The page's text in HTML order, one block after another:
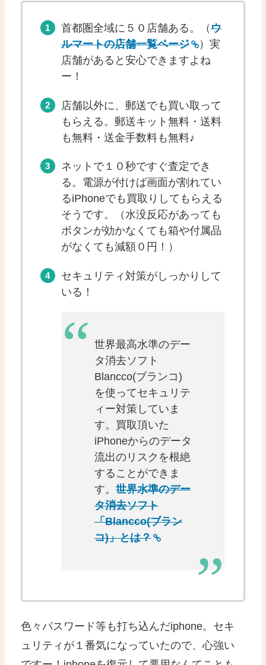
首都圏全域に５０店舗ある。（ウ
ルマートの店舗一覧ページ
）実
店舗があると安心できますよね
ー！
店舗以外に、郵送でも買い取って
もらえる。郵送キット無料・送料
も無料・送金手数料も無料♪
ネットで１０秒ですぐ査定でき
る。電源が付けば画面が割れてい
るiPhoneでも買取りしてもらえる
そうです。（水没反応があっても
ボタンが効かなくても箱や付属品
がなくても減額０円！）
セキュリティ対策がしっかりして
いる！
世界最高水準のデー
タ消去ソフト
Blancco(ブランコ)
を使ってセキュリテ
ィー対策していま
す。買取頂いた
iPhoneからのデータ
流出のリスクを根絶
することができま
す。世界水準のデー
タ消去ソフト
「Blancco(ブラン
コ)」とは？
色々パスワード等も打ち込んだiphone。セキ
ュリティが１番気になっていたので、心強い